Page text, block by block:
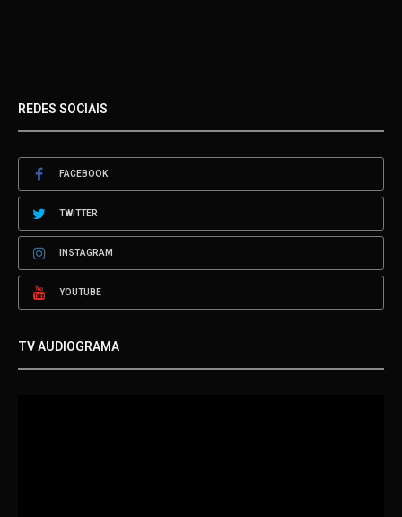
REDES SOCIAIS
FACEBOOK
TWITTER
INSTAGRAM
YOUTUBE
TV AUDIOGRAMA